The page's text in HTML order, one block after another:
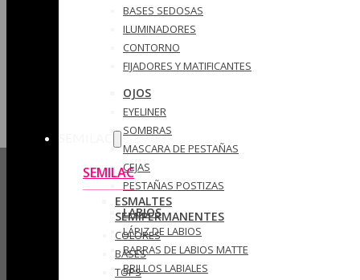
BASES SEDOSAS
ILUMINADORES
CONTORNO
FIJADORES Y MATIFICANTES
OJOS
EYELINER
SOMBRAS
MASCARA DE PESTAÑAS
CEJAS
PESTAÑAS POSTIZAS
LABIOS
LÁPIZ DE LABIOS
BARRAS DE LABIOS MATTE
BRILLOS LABIALES
SEMILAC
ESMALTES
SEMIPERMANENTES
COLORES
BASES
TOPS